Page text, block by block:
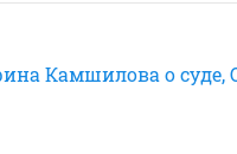
Камшилова о суде,